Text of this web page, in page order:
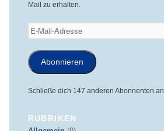
Mail zu erhalten.
E-
Mail-
Adresse
Abonnieren
Schließe dich 147 anderen Abonnenten an
RUBRIKEN